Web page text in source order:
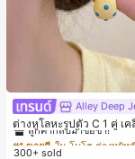
Alley Deep
ต่างหูโลหะรูปตัว C 1 คู่ เ
ลือง ลายจุดสีน้ำเงิน สไตล์ยุ
ริกัน แฟชั่นส่วนตัว หวานแ
#1 ขายดี ใน โบโฮ ต่างหูผู้ห
ลูกค้ากลับมาซื้อซ้ำ!
เกือบหมดแล้ว!
#1 ขายดี ใน โบโฮ ต่างหูผู้หญิ
ลูกค้ากลับมาซื้อซ้ำ!
#1 ขายดี ใน โบโฮ ต่างหูผู้หญิ
ลูกค้ากลับมาซื้อซ้ำ!
300+ sold